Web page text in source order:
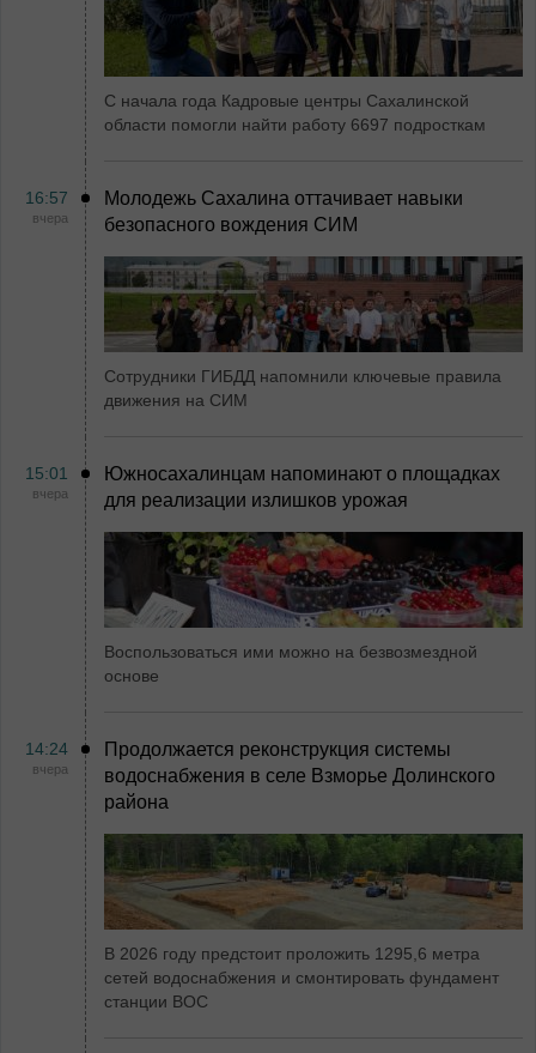
С начала года Кадровые центры Сахалинской
области помогли найти работу 6697 подросткам
16:57
вчера
Молодежь Сахалина оттачивает навыки
безопасного вождения СИМ
Сотрудники ГИБДД напомнили ключевые правила
движения на СИМ
15:01
вчера
Южносахалинцам напоминают о площадках
для реализации излишков урожая
Воспользоваться ими можно на безвозмездной
основе
14:24
вчера
Продолжается реконструкция системы
водоснабжения в селе Взморье Долинского
района
В 2026 году предстоит проложить 1295,6 метра
сетей водоснабжения и смонтировать фундамент
станции ВОС